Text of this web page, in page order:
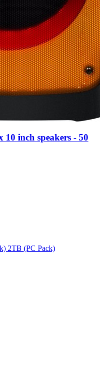
inch speakers - 50
2TB (PC Pack)